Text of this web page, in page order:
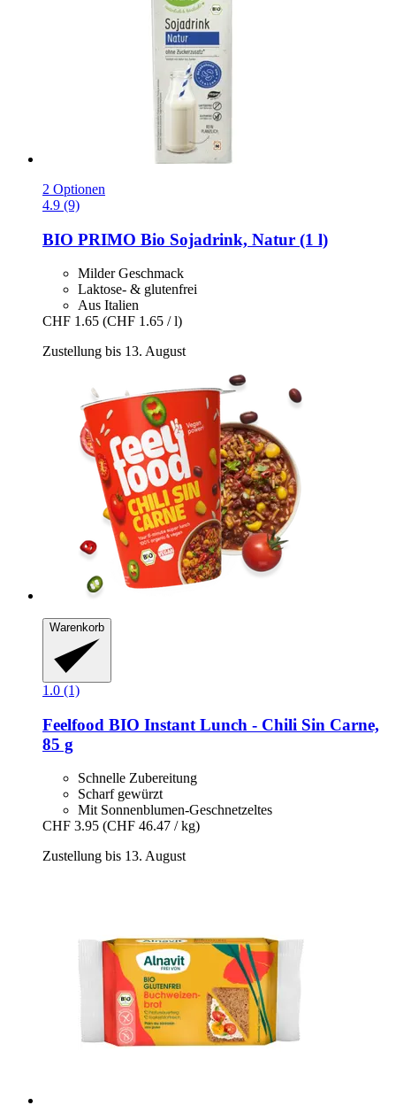
2 Optionen
4.9 (9)
BIO PRIMO Bio Sojadrink, Natur (1 l)
Milder Geschmack
Laktose- & glutenfrei
Aus Italien
CHF 1.65 (CHF 1.65 / l)
Zustellung bis 13. August
Warenkorb
1.0 (1)
Feelfood BIO Instant Lunch -​ Chili Sin Carne,
85 g
Schnelle Zubereitung
Scharf gewürzt
Mit Sonnenblumen-Geschnetzeltes
CHF 3.95 (CHF 46.47 / kg)
Zustellung bis 13. August